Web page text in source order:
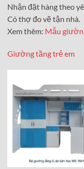
Nhận đặt hàng theo
Có thợ đo vẽ tận nhà.
Xem thêm: Mẫu
Giường tầng trẻ em